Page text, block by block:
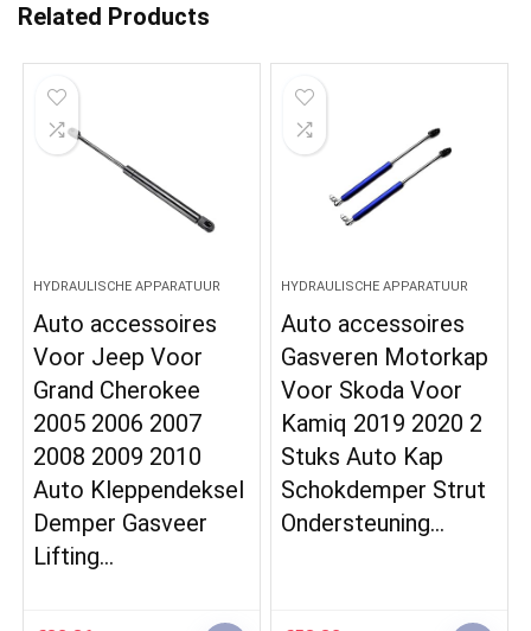
Related Products
HYDRAULISCHE APPARATUUR
Auto accessoires
Voor Jeep Voor
Grand Cherokee
2005 2006 2007
2008 2009 2010
Auto Kleppendeksel
Demper Gasveer
Lifting…
HYDRAULISCHE APPARATUUR
Auto accessoires
Gasveren Motorkap
Voor Skoda Voor
Kamiq 2019 2020 2
Stuks Auto Kap
Schokdemper Strut
Ondersteuning…